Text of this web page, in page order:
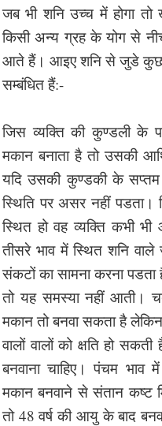
जब भी शनि उच्च में होगा
किसी अन्य ग्रह के योग से
आते हैं। आइए शनि से जुडे कुछ
सम्बंधित हैं:-
जिस व्यक्ति की कुण्डली के
मकान बनाता है तो उसकी
यदि उसकी कुण्डकी के सप्तम
स्थिति पर असर नहीं
स्थित हो वह व्यक्ति कभी
तीसरे भाव में स्थित शनि
संकटों का सामना करना पडता
तो यह समस्या नहीं आती।
मकान तो बनवा सकता है
वालों वालों को क्षति हो
बनवाना चाहिए। पंचम
मकान बनवाने से संतान कष्ट
तो 48 वर्ष की आयु के बाद